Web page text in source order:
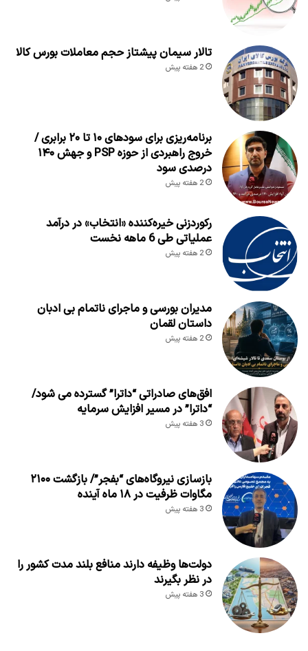
تالار سیمان پیشتاز حجم معاملات بورس کالا
2 هفته پیش
برنامه‌ریزی برای سود‌های ۱۰ تا ۲۰ برابری /
خروج راهبردی از حوزه PSP و جهش ۱۴۰
درصدی سود
2 هفته پیش
رکوردزنی خیره‌کننده «انتخاب» در درآمد
عملیاتی طی 6 ماهه نخست
2 هفته پیش
مدیران بورسی و ماجرای ناتمام بی ادبان
داستان لقمان
2 هفته پیش
افق‌های صادراتی “داترا” گسترده می شود/
“داترا” در مسیر افزایش سرمایه
3 هفته پیش
بازسازی نیروگاه‌های “بفجر”/ بازگشت ۲۱۰۰
مگاوات ظرفیت در ۱۸ ماه آینده
3 هفته پیش
دولت‌ها وظیفه دارند منافع بلند مدت کشور را
در نظر بگیرند
3 هفته پیش